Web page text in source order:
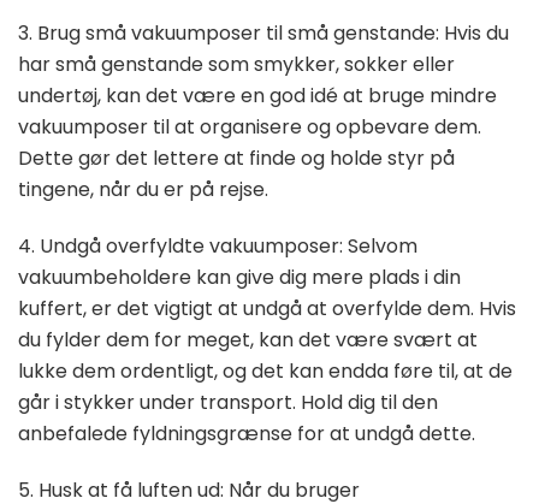
3. Brug små vakuumposer til små genstande: Hvis du
har små genstande som smykker, sokker eller
undertøj, kan det være en god idé at bruge mindre
vakuumposer til at organisere og opbevare dem.
Dette gør det lettere at finde og holde styr på
tingene, når du er på rejse.
4. Undgå overfyldte vakuumposer: Selvom
vakuumbeholdere kan give dig mere plads i din
kuffert, er det vigtigt at undgå at overfylde dem. Hvis
du fylder dem for meget, kan det være svært at
lukke dem ordentligt, og det kan endda føre til, at de
går i stykker under transport. Hold dig til den
anbefalede fyldningsgrænse for at undgå dette.
5. Husk at få luften ud: Når du bruger